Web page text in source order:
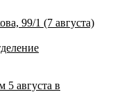
99/1 (7 августа)
августа в